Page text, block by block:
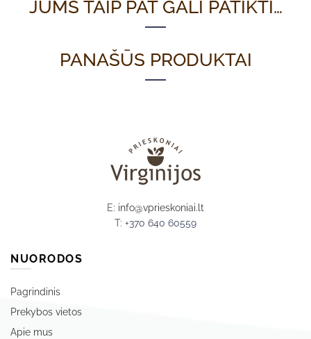
JUMS TAIP PAT GALI PATIKTI…
PANAŠŪS PRODUKTAI
E: info@vprieskoniai.lt
T: +370 640 60559
NUORODOS
Pagrindinis
Prekybos vietos
Apie mus